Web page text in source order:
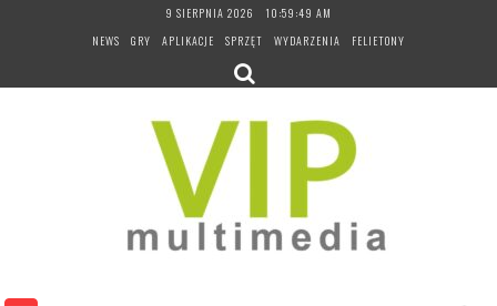
9 SIERPNIA 2026
10:59:50 AM
NEWS
GRY APLIKACJE SPRZĘT WYDARZENIA FELIETONY